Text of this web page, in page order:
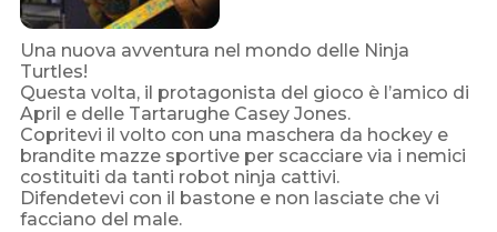
Una nuova avventura nel mondo delle Ninja
Turtles!
Questa volta, il protagonista del gioco è l’amico di
April e delle Tartarughe Casey Jones.
Copritevi il volto con una maschera da hockey e
brandite mazze sportive per scacciare via i nemici
costituiti da tanti robot ninja cattivi.
Difendetevi con il bastone e non lasciate che vi
facciano del male.